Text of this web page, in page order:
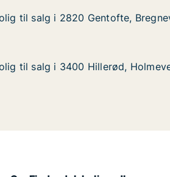
2820 Gentofte, Bregnevej
til salg i 2820 Gentofte,
til salg i 2820 Gentofte,
i 3400 Hillerød, Holmevej
til salg i 3400 Hillerød,
til salg i 3400 Hillerød,